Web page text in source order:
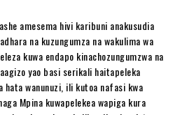
amesema hivi karibuni anakusudia
na kuzungumza na wakulima wa
kuwa endapo kinachozungumzwa na
yao basi serikali haitapeleka
hata wanunuzi, ili kutoa nafasi kwa
Mpina kuwapelekea wapiga kura